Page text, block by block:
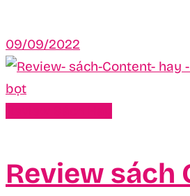
09/09/2022
Review sách